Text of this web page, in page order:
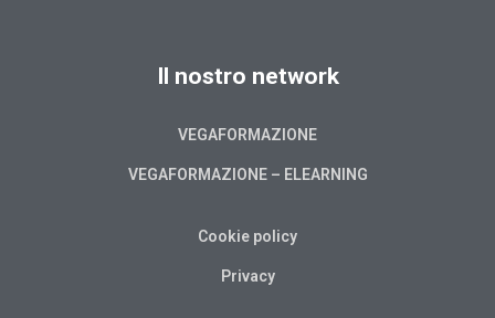
Il nostro network
VEGAFORMAZIONE
VEGAFORMAZIONE – ELEARNING
Cookie policy
Privacy